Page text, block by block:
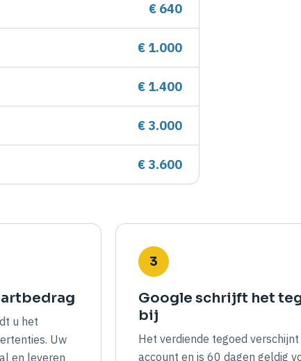
€ 640
€ 1.000
€ 1.400
€ 3.000
€ 3.600
u het
Uw
en leveren
3
Google schrijft het
bij
Het verdiende tegoed verschijnt
account en is 60 dagen geldig